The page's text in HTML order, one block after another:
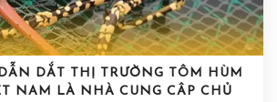
DẮT THỊ TRƯỜNG TÔM HÙM
NAM LÀ NHÀ CUNG CÂP CHỦ